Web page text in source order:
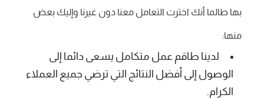
بها طالما أنك اخترت التعامل معنا دون غيرنا وإليك بعض
منها:
لدينا طاقم عمل متكامل يسعى دائما إلى
الوصول إلى أفضل النتائج التي ترضي جميع العملاء
الكرام.